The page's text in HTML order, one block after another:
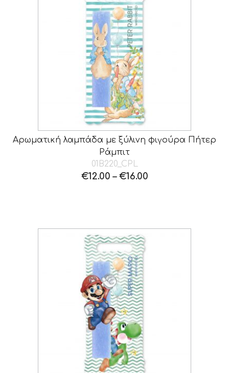
Αρωματική λαμπάδα με ξύλινη φιγούρα Πήτερ
Ράμπιτ
01B220_CPL
€12.00 – €16.00